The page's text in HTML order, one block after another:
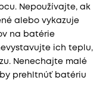
Nepoužívajte, ak
alebo vykazuje
na batérie
ich teplu,
Nenechajte malé
prehltnúť batériu